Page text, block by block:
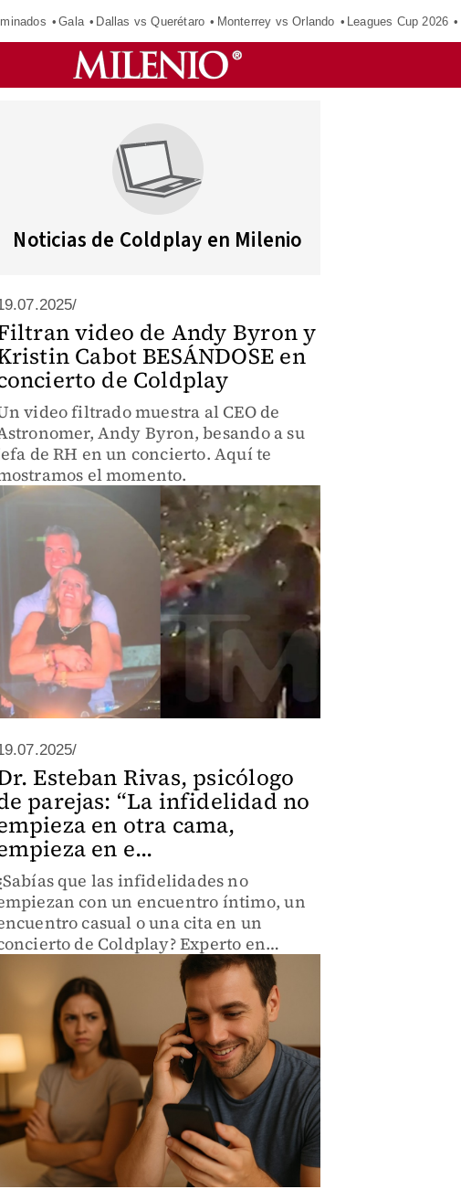
Gala Dallas vs Querétaro Monterrey vs Orlando Leagues Cup 2026
Noticias de Coldplay en Milenio
video de Andy Byron y
Cabot BESÁNDOSE en
de Coldplay
video filtrado muestra al CEO de
Andy Byron, besando a su
de RH en un concierto. Aquí te
el momento.
Esteban Rivas, psicólogo
parejas: “La infidelidad no
en otra cama,
en e...
que las infidelidades no
con un encuentro íntimo, un
casual o una cita en un
de Coldplay? Experto en
terapia de parejas adelanta que todo
comienza con el celular; así puedes
identificar esta conducta